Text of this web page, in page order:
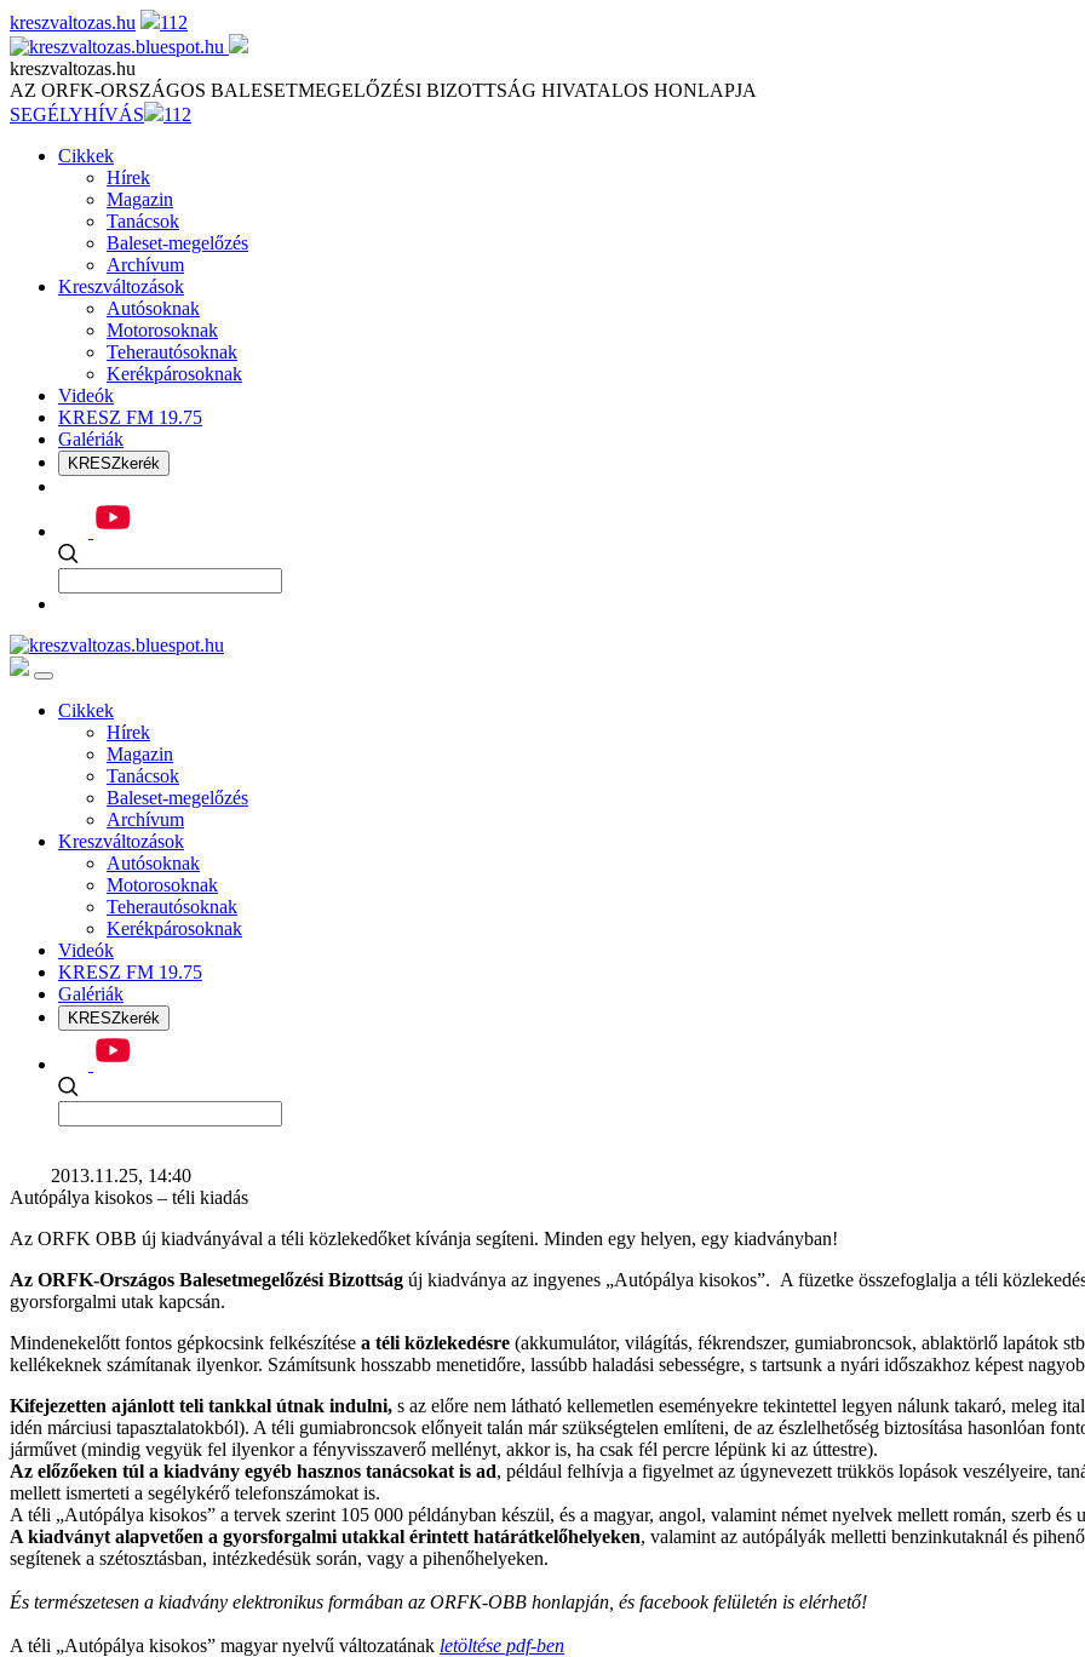
Skip
to
content
kreszvaltozas.hu 112
kreszvaltozas.hu
AZ ORFK-ORSZÁGOS BALESETMEGELŐZÉSI BIZOTTSÁG HIVATALOS HONLAPJA
SEGÉLYHÍVÁS
112
Cikkek
Hírek
Magazin
Tanácsok
Baleset-megelőzés
Archívum
Kreszváltozások
Autósoknak
Motorosoknak
Teherautósoknak
Kerékpárosoknak
Videók
KRESZ FM 19.75
Galériák
KRESZkerék
Cikkek
Hírek
Magazin
Tanácsok
Baleset-megelőzés
Archívum
Kreszváltozások
Autósoknak
Motorosoknak
Teherautósoknak
Kerékpárosoknak
Videók
KRESZ FM 19.75
Galériák
KRESZkerék
2013.11.25, 14:40
Autópálya kisokos – téli kiadás
Az ORFK OBB új kiadványával a téli közlekedőket kívánja segíteni. Minden egy helyen, egy kiadványban!
Az ORFK-Országos Balesetmegelőzési Bizottság új kiadványa az ingyenes „Autópálya kisokos”. A füzetke összefoglalja a téli
gyorsforgalmi utak kapcsán.
Mindenekelőtt fontos gépkocsink felkészítése a téli közlekedésre (akkumulátor, világítás, fékrendszer, gumiabroncsok, ablaktörlő lapátok
kellékeknek számítanak ilyenkor. Számítsunk hosszabb menetidőre, lassúbb haladási sebességre, s tartsunk a nyári időszakhoz képest
Kifejezetten ajánlott teli tankkal útnak indulni, s az előre nem látható kellemetlen eseményekre tekintettel legyen nálunk takaró, meleg
idén márciusi tapasztalatokból). A téli gumiabroncsok előnyeit talán már szükségtelen említeni, de az észlelhetőség biztosítása hasonlóan
járművet (mindig vegyük fel ilyenkor a fényvisszaverő mellényt, akkor is, ha csak fél percre lépünk ki az úttestre).
Az előzőeken túl a kiadvány egyéb hasznos tanácsokat is ad, például felhívja a figyelmet az úgynevezett trükkös lopások veszélyeire,
mellett ismerteti a segélykérő telefonszámokat is.
A téli „Autópálya kisokos” a tervek szerint 105 000 példányban készül, és a magyar, angol, valamint német nyelvek mellett román, szerb és
A kiadványt alapvetően a gyorsforgalmi utakkal érintett határátkelőhelyeken, valamint az autópályák melletti benzinkutaknál és
segítenek a szétosztásban, intézkedésük során, vagy a pihenőhelyeken.
És természetesen a kiadvány elektronikus formában az ORFK-OBB honlapján, és facebook felületén is elérhető!
A téli „Autópálya kisokos” magyar nyelvű változatának letöltése pdf-ben